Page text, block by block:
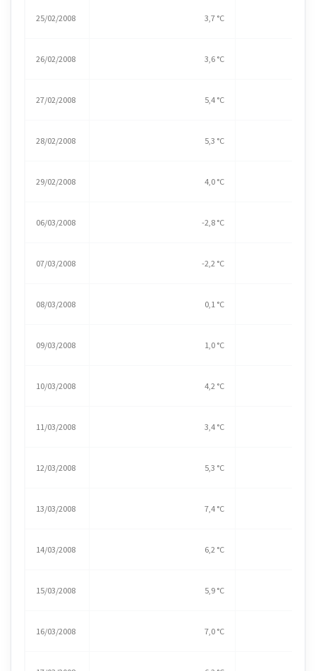
25/02/2008 3,7 °C
26/02/2008 3,6 °C
27/02/2008 5,4 °C
28/02/2008 5,3 °C
29/02/2008 4,0 °C
06/03/2008 -2,8 °C
07/03/2008 -2,2 °C
08/03/2008 0,1 °C
09/03/2008 1,0 °C
10/03/2008 4,2 °C
11/03/2008 3,4 °C
12/03/2008 5,3 °C
13/03/2008 7,4 °C
14/03/2008 6,2 °C
15/03/2008 5,9 °C
16/03/2008 7,0 °C